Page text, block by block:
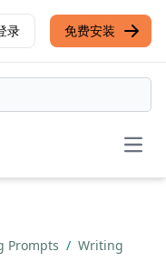
录 免费安装
Prompts / Writing